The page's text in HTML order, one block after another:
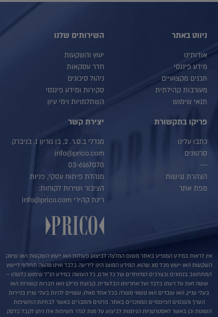
ניווט באתר
אודותינו
מידע פיננסי
תכנים מקצועיים
מעורבות קהילתית
תנאי שימוש
השירותים שלנו
יעוץ והשקעות
חדר עסקאות
ניהול סיכונים
סקירות ומידע פיננסי
השתלמויות וימי עיון
פריקו בתקשורת
כתבו עלינו
סרטונים
---
הצהרת נגישות
מפת אתר
יצירת קשר
מגדלי ב.ס.ר. 2, בן גוריון 1, בניברק
info@prico.com
03-6167070
מנהלת פיתוח עסקי, פניות
הציבור ושירות לקוחות:
רינת קהירי info@prico.com
אין לראות במידע המופיע באתר משום המלצה לביצוע פעולות ו/או ייעוץ השקעות ו/או שיווק
השקעות ו/או ייעוץ מכל סוג שהוא. המידע המוצג הינו לידיעה בלבד ואינו מהווה תחליף לייעוץ
המתחשב בנתונים ובצרכים המיוחדים של כל אדם. כל העושה במידע הנ"ל שימוש כלשהו –
עושה זאת על דעתו בלבד ועל אחריותו הבלעדית. קבוצת פריקו ו/או חברות קשורות ו/או
בעלי עניין, ו/או עובדים ו/או נושאי משרה בכל אחד מאלו, עשויים להיות בעלי עניין בניירות
הערך והנכסים הפיננסיים המוזכרים באתר. פרטים והסברים באשר לבחינת החשיפות
השונות וכן באשר לאסטרטגיות הניתנות לביצוע על מנת לגדר חשיפות אלו ניתן לקבל בדסק